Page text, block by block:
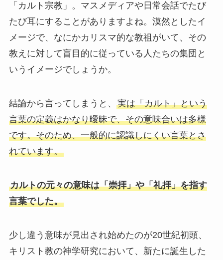
「カルト宗教」。マスメディアや日常会話でたび
たび耳にすることがありますよね。漠然としたイ
メージで、なにかカリスマ的な教祖がいて、その
教えに対して盲目的に従っている人たちの集団と
いうイメージでしょうか。
結論から言ってしまうと、 実は「カルト」という
言葉の定義はかなり曖昧で、その意味合いは多様
です。そのため、一般的に認識しにくい言葉とさ
れています。
カルトの元々の意味は「崇拝」や「礼拝」を指す
言葉でした。
少し違う意味が見出され始めたのが20世紀初頭、
キリスト教の神学研究において、新たに誕生した